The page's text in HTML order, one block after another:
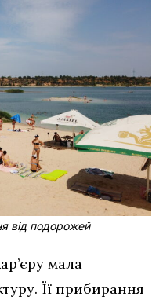
від подорожей
мала
Її прибирання